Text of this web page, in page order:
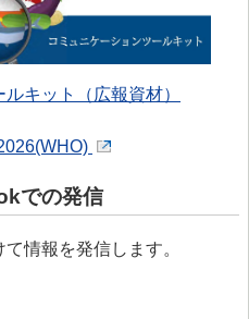
キット（広報資材）
での発信
情報を発信します。